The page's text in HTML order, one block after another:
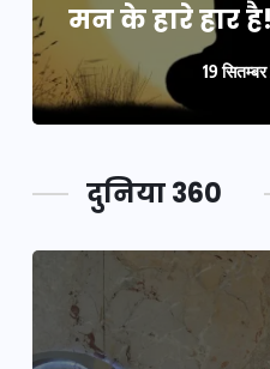
मन के हारे हार है!
19
दुनिया 360